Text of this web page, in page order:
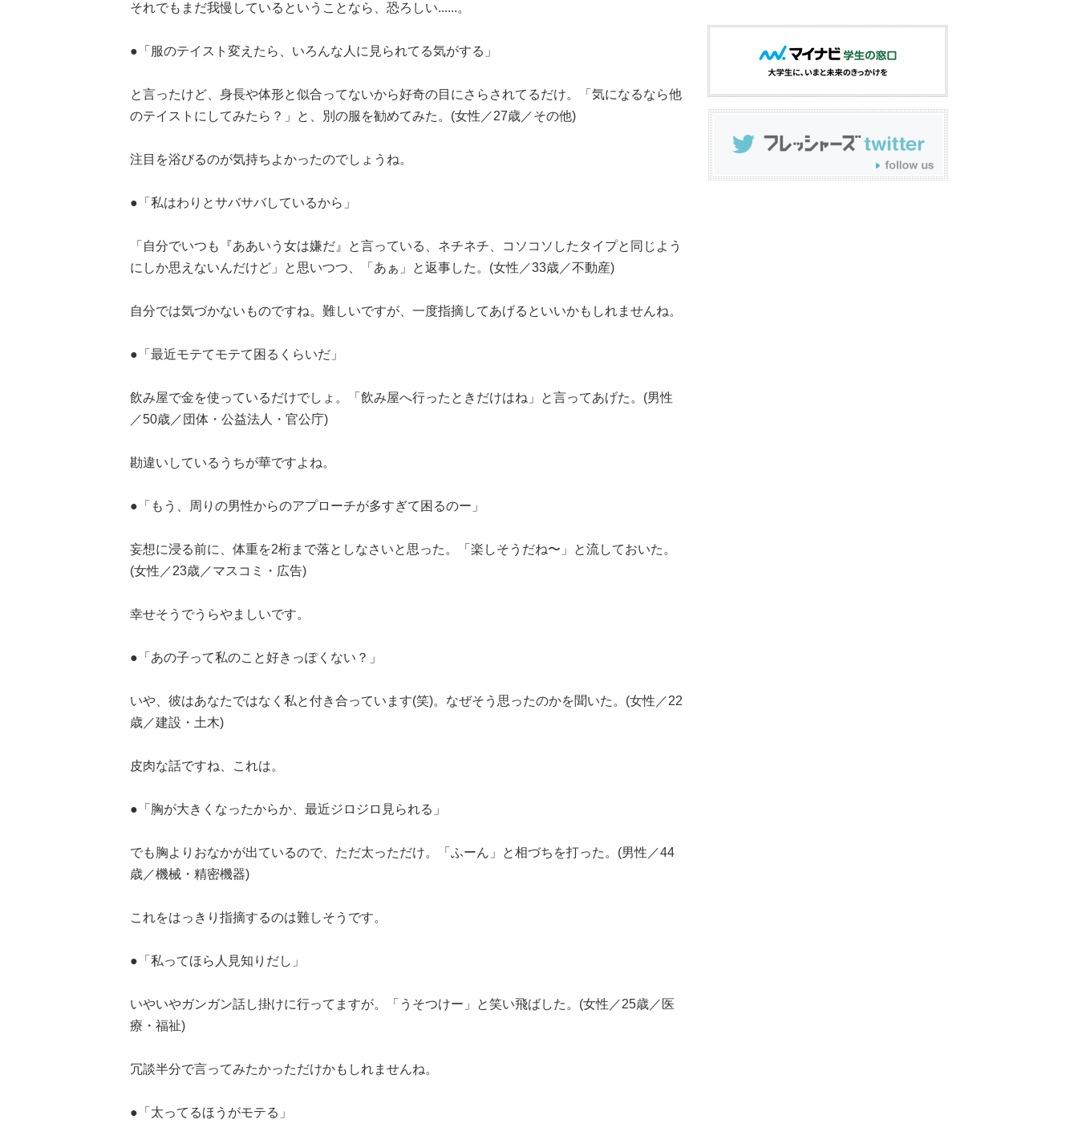
それでもまだ我慢しているということなら、恐ろしい......。
●「服のテイスト変えたら、いろんな人に見られてる気がする」
と言ったけど、身長や体形と似合ってないから好奇の目にさらされてるだけ。「気になるなら他
のテイストにしてみたら？」と、別の服を勧めてみた。(女性／27歳／その他)
注目を浴びるのが気持ちよかったのでしょうね。
●「私はわりとサバサバしているから」
「自分でいつも『ああいう女は嫌だ』と言っている、ネチネチ、コソコソしたタイプと同じよう
にしか思えないんだけど」と思いつつ、「あぁ」と返事した。(女性／33歳／不動産)
自分では気づかないものですね。難しいですが、一度指摘してあげるといいかもしれませんね。
●「最近モテてモテて困るくらいだ」
飲み屋で金を使っているだけでしょ。「飲み屋へ行ったときだけはね」と言ってあげた。(男性
／50歳／団体・公益法人・官公庁)
勘違いしているうちが華ですよね。
●「もう、周りの男性からのアプローチが多すぎて困るのー」
妄想に浸る前に、体重を2桁まで落としなさいと思った。「楽しそうだね〜」と流しておいた。
(女性／23歳／マスコミ・広告)
幸せそうでうらやましいです。
●「あの子って私のこと好きっぽくない？」
いや、彼はあなたではなく私と付き合っています(笑)。なぜそう思ったのかを聞いた。(女性／22
歳／建設・土木)
皮肉な話ですね、これは。
●「胸が大きくなったからか、最近ジロジロ見られる」
でも胸よりおなかが出ているので、ただ太っただけ。「ふーん」と相づちを打った。(男性／44
歳／機械・精密機器)
これをはっきり指摘するのは難しそうです。
●「私ってほら人見知りだし」
いやいやガンガン話し掛けに行ってますが。「うそつけー」と笑い飛ばした。(女性／25歳／医
療・福祉)
冗談半分で言ってみたかっただけかもしれませんね。
●「太ってるほうがモテる」